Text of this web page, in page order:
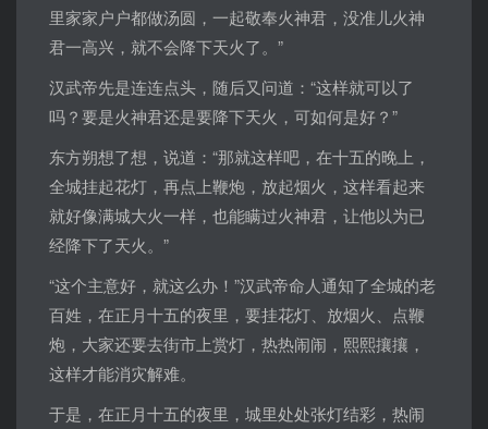
里家家户户都做汤圆，一起敬奉火神君，没准儿火神
君一高兴，就不会降下天火了。”
汉武帝先是连连点头，随后又问道：“这样就可以了
吗？要是火神君还是要降下天火，可如何是好？”
东方朔想了想，说道：“那就这样吧，在十五的晚上，
全城挂起花灯，再点上鞭炮，放起烟火，这样看起来
就好像满城大火一样，也能瞒过火神君，让他以为已
经降下了天火。”
“这个主意好，就这么办！”汉武帝命人通知了全城的老
百姓，在正月十五的夜里，要挂花灯、放烟火、点鞭
炮，大家还要去街市上赏灯，热热闹闹，熙熙攘攘，
这样才能消灾解难。
于是，在正月十五的夜里，城里处处张灯结彩，热闹